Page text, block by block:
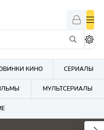
КИНО СЕРИАЛЫ
МУЛЬТСЕРИАЛЫ